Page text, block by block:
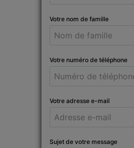
Votre nom de famille
Votre numéro de téléphone
Votre adresse e-mail
Sujet de votre message